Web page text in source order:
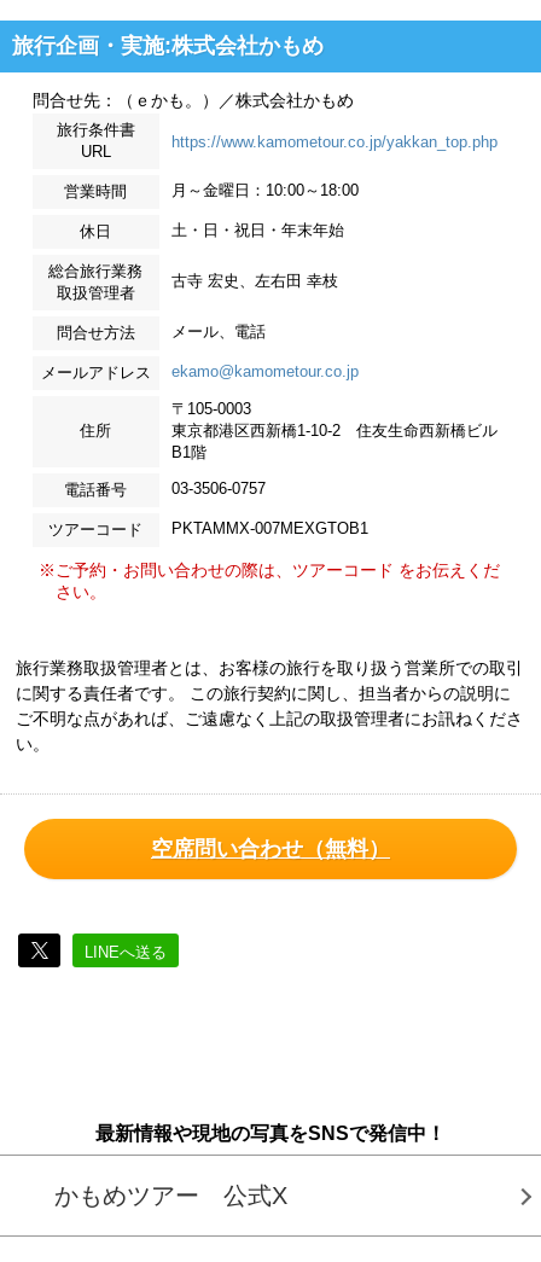
旅行企画・実施:株式会社かもめ
問合せ先：（ｅかも。）／株式会社かもめ
旅行条件書
URL
https://www.kamometour.co.jp/yakkan_top.php
営業時間 月～金曜日：10:00～18:00
休日 土・日・祝日・年末年始
総合旅行業務
取扱管理者
古寺 宏史、左右田 幸枝
問合せ方法 メール、電話
メールアドレス ekamo@kamometour.co.jp
住所
〒105-0003
東京都港区西新橋1-10-2 住友生命西新橋ビル
B1階
電話番号 03-3506-0757
ツアーコード PKTAMMX-007MEXGTOB1
※ご予約・お問い合わせの際は、ツアーコード をお伝えくだ
さい。
旅行業務取扱管理者とは、お客様の旅行を取り扱う営業所での取引
に関する責任者です。 この旅行契約に関し、担当者からの説明に
ご不明な点があれば、ご遠慮なく上記の取扱管理者にお訊ねくださ
い。
空席問い合わせ（無料）
LINEへ送る
最新情報や現地の写真をSNSで発信中！
かもめツアー 公式X